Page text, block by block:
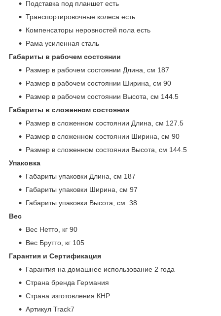
Подставка под планшет есть
Транспортировочные колеса есть
Компенсаторы неровностей пола есть
Рама усиленная сталь
Габариты в рабочем состоянии
Размер в рабочем состоянии Длина, см 187
Размер в рабочем состоянии Ширина, см 90
Размер в рабочем состоянии Высота, см 144.5
Габариты в сложенном состоянии
Размер в сложенном состоянии Длина, см 127.5
Размер в сложенном состоянии Ширина, см 90
Размер в сложенном состоянии Высота, см 144.5
Упаковка
Габариты упаковки Длина, см 187
Габариты упаковки Ширина, см 97
Габариты упаковки Высота, см 38
Вес
Вес Нетто, кг 90
Вес Брутто, кг 105
Гарантия и Сертификация
Гарантия на домашнее использование 2 года
Страна бренда Германия
Страна изготовления КНР
Артикул Track7